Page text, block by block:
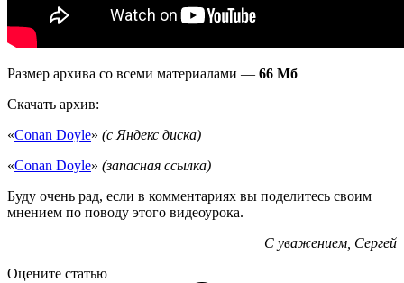
Размер архива со всеми материалами — 66 Мб
Скачать архив:
«Conan Doyle» (с Яндекс диска)
«Conan Doyle» (запасная ссылка)
Буду очень рад, если в комментариях вы поделитесь своим
мнением по поводу этого видеоурока.
С уважением, Сергей
Оцените статью